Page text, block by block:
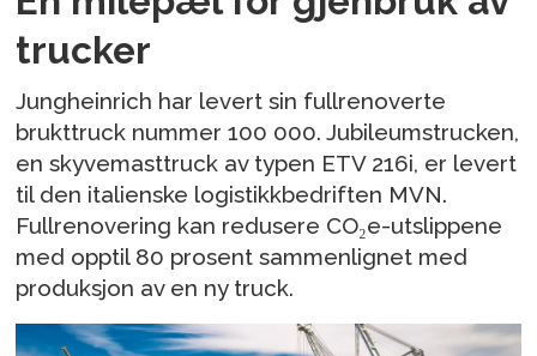
trucker
Jungheinrich har levert sin fullrenoverte
brukttruck nummer 100 000. Jubileumstrucken,
en skyvemasttruck av typen ETV 216i, er levert
til den italienske logistikkbedriften MVN.
Fullrenovering kan redusere CO₂e-utslippene
med opptil 80 prosent sammenlignet med
produksjon av en ny truck.